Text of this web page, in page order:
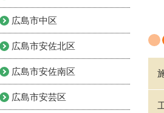
広島市中区
広島市安佐北区
広島市安佐南区
広島市安芸区